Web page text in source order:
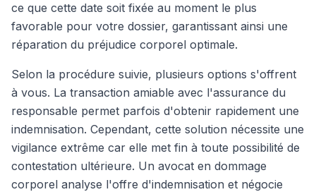
ce que cette date soit fixée au moment le plus
favorable pour votre dossier, garantissant ainsi une
réparation du préjudice corporel optimale.
Selon la procédure suivie, plusieurs options s'offrent
à vous. La transaction amiable avec l'assurance du
responsable permet parfois d'obtenir rapidement une
indemnisation. Cependant, cette solution nécessite une
vigilance extrême car elle met fin à toute possibilité de
contestation ultérieure. Un avocat en dommage
corporel analyse l'offre d'indemnisation et négocie